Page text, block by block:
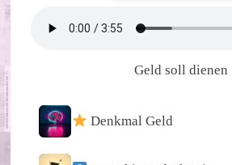
Geld soll dienen
Denkmal Geld